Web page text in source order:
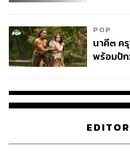
POP
นาคี๓ ค
พร้อมปั